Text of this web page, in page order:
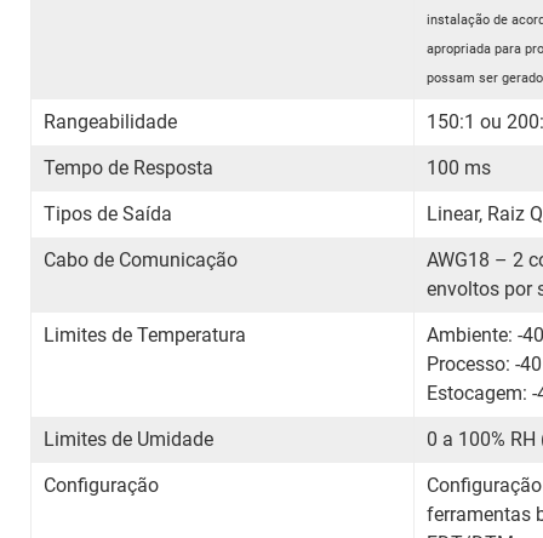
instalação de
apropriada para
possam ser
Rangeabilidade
150:1 ou
Tempo de Resposta
100 ms
Tipos de Saída
Linear, Raiz
Cabo de Comunicação
AWG18 – 2
envoltos por
Limites de Temperatura
Estocagem: -
Limites de Umidade
0 a 100%
Configuração
ferramentas